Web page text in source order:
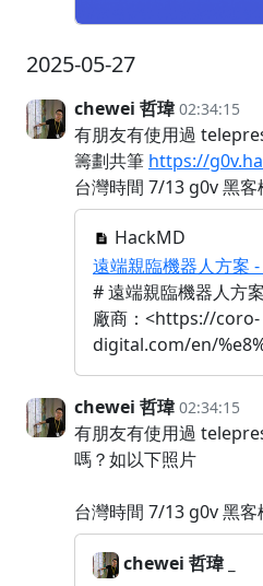
2025-05-27
chewei 哲瑋 02:34:15
有朋友有使用過
籌劃共筆 https://
台灣時間 7/13 g0v 黑
HackMD
遠端親臨機器人方案
# 遠端親臨機器人方
廠商：<https://coro-
digital.com/en/
chewei 哲瑋 02:34:15
有朋友有使用過
嗎？如以下照片
台灣時間 7/13 g0v 黑
chewei 哲瑋 _